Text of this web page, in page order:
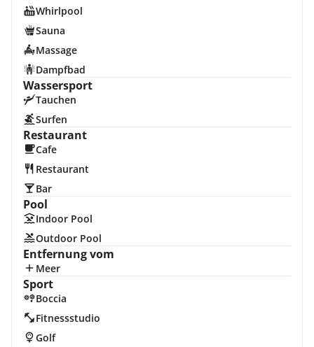
Whirlpool
Sauna
Massage
Dampfbad
Wassersport
Tauchen
Surfen
Restaurant
Cafe
Restaurant
Bar
Pool
Indoor Pool
Outdoor Pool
Entfernung vom
Meer
Sport
Boccia
Fitnessstudio
Golf